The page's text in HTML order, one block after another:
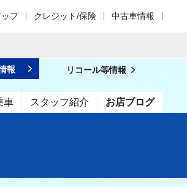
プ クレジット/保険 中古車情報
車 スタッフ紹介 お店ブログ
報 リコール等情報